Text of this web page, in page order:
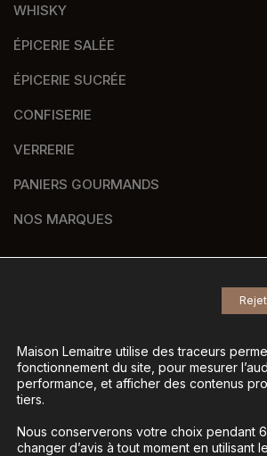
WHISKY
ÉPICERIE SALÉE
ÉPICERIE SUCRÉE
CONFISERIE
VERRERIE
PANIERS GOURMANDS
NOS MARQUES
Tous droits
Mentions légales-
Gestion des données
Gérer mes cookies
Maison Lemaitre utilise des traceurs
fonctionnement du site, pour mesurer
performance, et afficher des contenus
tiers.
Nous conserverons votre choix pendant
changer d’avis à tout moment en utilisant